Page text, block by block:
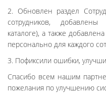
2. Обновлен раздел
сотрудников,
каталоге), а также
персонально для каждого
3. Пофиксили ошибки,
Спасибо всем нашим
пожелания по улучшению